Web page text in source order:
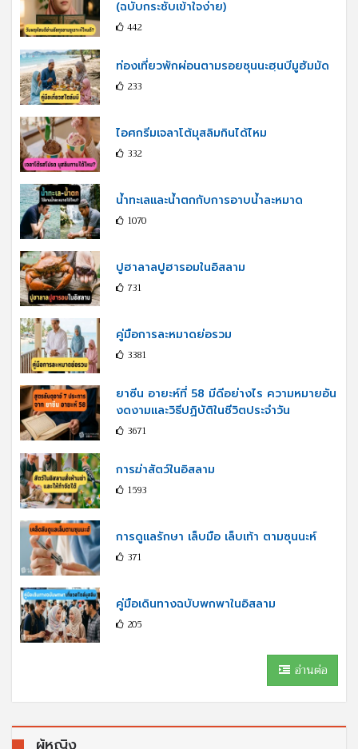
(ฉบับกระชับเข้าใจง่าย)
442
ท่องเที่ยวพักผ่อนตามรอยซุนนะฮฺนบีมูฮัมมัด
233
ไอศกรีมเจลาโต้มุสลิมกินได้ไหม
332
น้ำทะเลและน้ำตกกับการอาบน้ำละหมาด
1070
ปูฮาลาลปูฮารอมในอิสลาม
731
คู่มือการละหมาดย่อรวม
3381
ยาซีน อายะห์ที่ 58 มีดีอย่างไร ความหมายอัน
งดงามและวิธีปฏิบัติในชีวิตประจำวัน
3671
การฆ่าสัตว์ในอิสลาม
1593
การดูแลรักษา เล็บมือ เล็บเท้า ตามซุนนะห์
371
คู่มือเดินทางฉบับพกพาในอิสลาม
205
อ่านต่อ